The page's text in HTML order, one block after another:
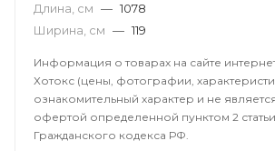
Длина, см — 1078
Ширина, см — 119
Информация о товарах на сайте
Хотокс (цены, фотографии,
ознакомительный характер и не
офертой определенной пунктом 2
Гражданского кодекса РФ.